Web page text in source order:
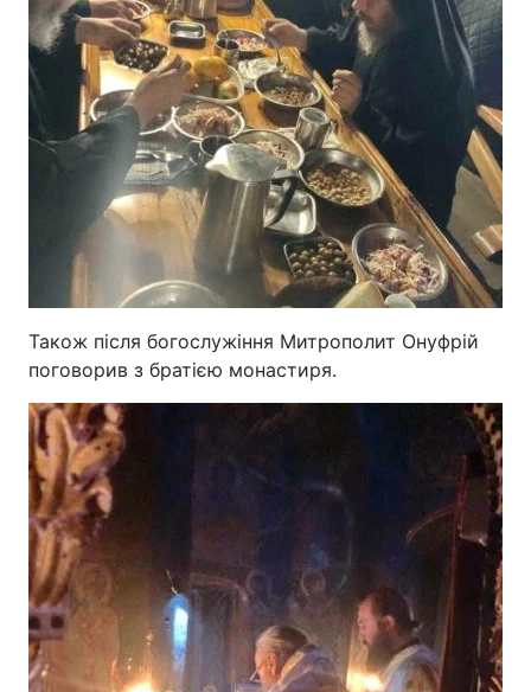
Також після богослужіння Митрополит Онуфрій
поговорив з братією монастиря.